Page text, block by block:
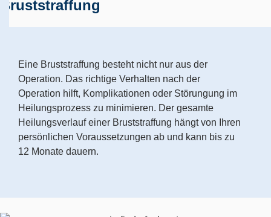
Bruststraffung
Eine Bruststraffung besteht nicht nur aus der
Operation. Das richtige Verhalten nach der
Operation hilft, Komplikationen oder Störungung im
Heilungsprozess zu minimieren. Der gesamte
Heilungsverlauf einer Bruststraffung hängt von Ihren
persönlichen Voraussetzungen ab und kann bis zu
12 Monate dauern.